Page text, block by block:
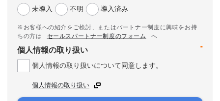
未導入
不明 導入済み
※お客様への紹介をご検討、またはパートナー制度に興味をお持
ちの方は
セールスパートナー制度のフォーム
へ
*
個人情報の取り扱い
個人情報の取り扱いについて同意します。
個人情報の取り扱い